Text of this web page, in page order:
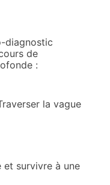
diagnostic
de
:
la vague
et survivre à une